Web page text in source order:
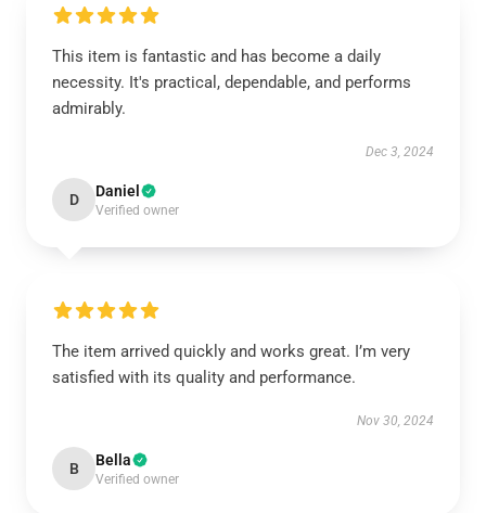
This item is fantastic and has become a daily
necessity. It's practical, dependable, and performs
admirably.
Dec 3, 2024
D Daniel
Verified owner
The item arrived quickly and works great. I’m very
satisfied with its quality and performance.
Nov 30, 2024
B Bella
Verified owner